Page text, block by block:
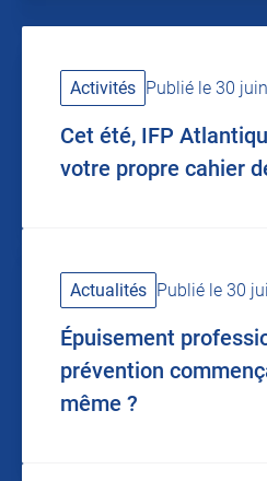
Activités Publié le 30
Cet été, IFP
votre propre cahier
Actualités Publié le 30
Épuisement
prévention
même ?